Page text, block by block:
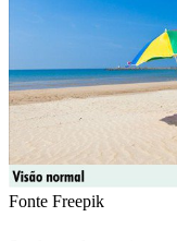
Fonte Freepik